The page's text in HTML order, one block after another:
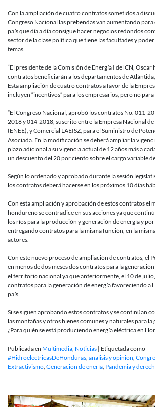
Con la ampliación de cuatro contratos sometidos a
Congreso Nacional las prebendas van aumentando
país que día a día consigue hacer negocios redondos
sector de la clase política que tiene las facultades y
temas.
“El presidente de la Comisión de Energía I del CN, Oscar
contratos beneficiarán a los departamentos de Atlántida,
Esta ampliación de cuatro contratos a favor de la
incluyen “incentivos” para los empresarios, pero no para
“El Congreso Nacional, aprobó los contratos No. 011-
2018 y 014-2018, suscrito entre la Empresa Nacional
(ENEE), y Comercial LAEISZ, para el Suministro de
Asociada. En la modificación se deberá ampliar la
plazo adicional a su vigencia actual de 12 años más a
un descuento del 20 por ciento sobre el cargo variable
Según lo ordenado y aprobado durante la sesión
los contratos deberá hacerse en los próximos 10 días
Con esta ampliación y aprobación de estos contratos el
hondureño se contradice en sus acciones ya que
los ríos para la producción y generación de energía y
entregando contratos para la misma función, en la
actores.
Con este nuevo proceso de ampliación de contratos, el
en menos de dos meses dos contratos para la
el territorio nacional ya que anteriormente, el 10 de
contratos para la generación de energía favoreciendo a
país.
Si se siguen aprobando estos contratos y se continúan
las montañas y otros bienes comunes y naturales para la
¿Para quién se está produciendo energía eléctrica en
Publicada en Multimedia Noticias | Etiquetada como
#HidroelectricasDeHonduras analisis y opinion
Extractivismo Generacion de enería Pandemia y